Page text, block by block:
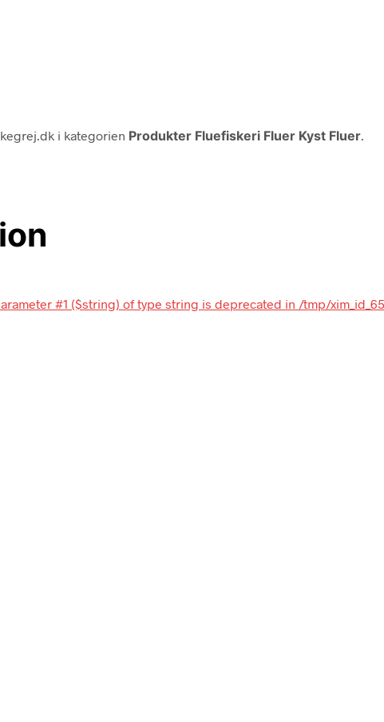
i kategorien Produkter Fluefiskeri Fluer Kyst Fluer
#1 ($string) of type string is deprecated in /tmp/